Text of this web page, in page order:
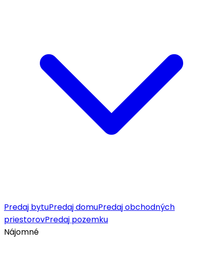
Predaj bytuPredaj domuPredaj obchodných
priestorovPredaj pozemku
Nájomné